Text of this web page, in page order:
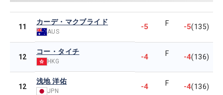
11
カーデ・マクブライド
AUS
-5 F -5(135)
12
コー・タイチ
HKG -4 F -4(136)
12
浅地 洋佑
JPN -4 F -4(136)